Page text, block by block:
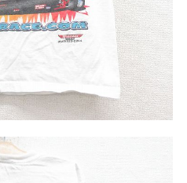
マ行 ラ行
ら探す
ェット セーター
シャツ